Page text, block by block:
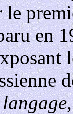
le
en
langage